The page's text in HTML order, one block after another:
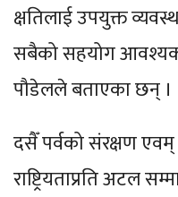
क्षतिलाई उपयुक्त
सबैको सहयोग आवश्यक
पौडेलले बताएका छन् ।
दसैँ पर्वको संरक्षण एवम्
राष्ट्रियताप्रति अटल